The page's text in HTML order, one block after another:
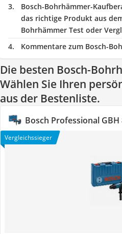
Bosch-Bohrhämmer-
das richtige Produkt aus
Bohrhämmer Test oder
Kommentare zum Bosch-
Die besten Bosch-
Wählen Sie Ihren
aus der Bestenliste.
Bosch Professional GBH
Vergleichssieger